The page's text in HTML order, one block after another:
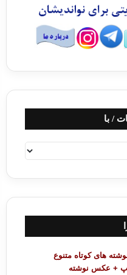
/ با
های کوتاه متنوع
+ عکس نوشته